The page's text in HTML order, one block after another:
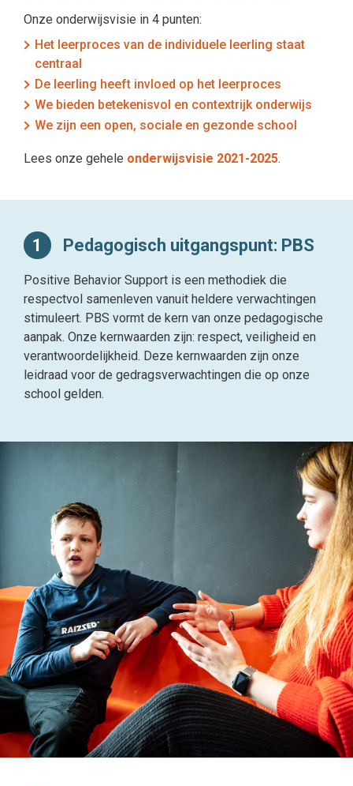
Onze onderwijsvisie in 4 punten:
Het leerproces van de individuele leerling staat
centraal
De leerling heeft invloed op het leerproces
We bieden betekenisvol en contextrijk onderwijs
We zijn een open, sociale en gezonde school
Lees onze gehele onderwijsvisie 2021-2025.
1 Pedagogisch uitgangspunt: PBS
Positive Behavior Support is een methodiek die
respectvol samenleven vanuit heldere verwachtingen
stimuleert. PBS vormt de kern van onze pedagogische
aanpak. Onze kernwaarden zijn: respect, veiligheid en
verantwoordelijkheid. Deze kernwaarden zijn onze
leidraad voor de gedragsverwachtingen die op onze
school gelden.